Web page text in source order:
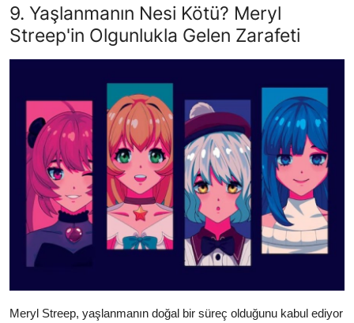
9. Yaşlanmanın Nesi Kötü? Meryl
Streep'in Olgunlukla Gelen Zarafeti
Meryl Streep, yaşlanmanın doğal bir süreç olduğunu kabul ediyor